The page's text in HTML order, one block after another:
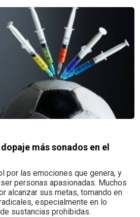
más sonados en el
por las emociones que genera, y
personas apasionadas. Muchos
alcanzar sus metas, tomando en
especialmente en lo
sustancias prohibidas.